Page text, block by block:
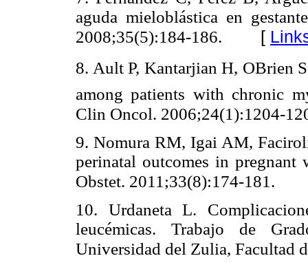
aguda mieloblástica en
2008;35(5):184-186. [
8. Ault P, Kantarjian H, OBrien
among patients with chronic
Clin Oncol. 2006;24(1):1204-
9. Nomura RM, Igai AM,
perinatal outcomes in
Obstet. 2011;33(8):174-181.
10. Urdaneta L.
leucémicas. Trabajo de
Universidad del Zulia, Facultad